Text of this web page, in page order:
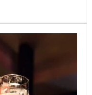
男方倒臥在人行道
，最終遭員警強力壓
。